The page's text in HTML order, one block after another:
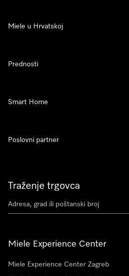
Traženje trgovca
Miele Experience Center
Miele Experience Center Zagreb
Miele u Hrvatskoj
Prednosti
Smart Home
Poslovni partner